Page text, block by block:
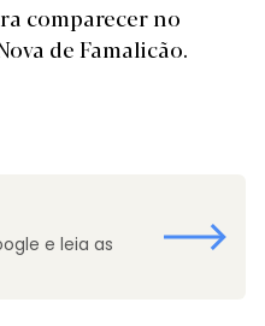
comparecer no
de Famalicão.
e leia as